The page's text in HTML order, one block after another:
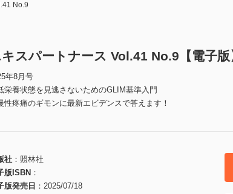
No.9
スパートナース Vol.41 No.9【電子版
年8月号
養状態を見逃さないためのGLIM基準入門
疼痛のギモンに最新エビデンスで答えます！
社
照林社
版ISBN
版発売日
2025/07/18